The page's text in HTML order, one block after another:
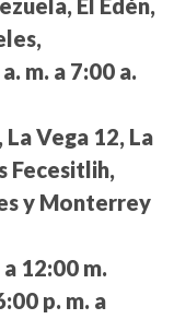
El Edén,
m. a 7:00 a.
Vega 12, La
Fecesitlih,
y Monterrey
12:00 m.
p. m. a